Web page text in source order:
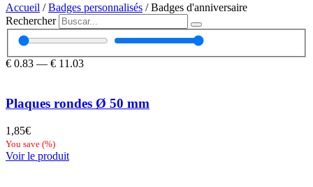
Accueil /Badges personnalisés / Badges d'anniversaire
Rechercher
€ 0.83 — € 11.03
Plaques rondes Ø 50 mm
1,85€
You save (%)
Voir le produit